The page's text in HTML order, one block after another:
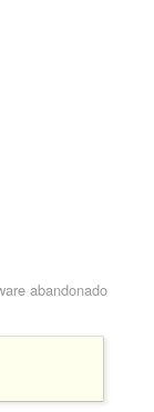
abandonado